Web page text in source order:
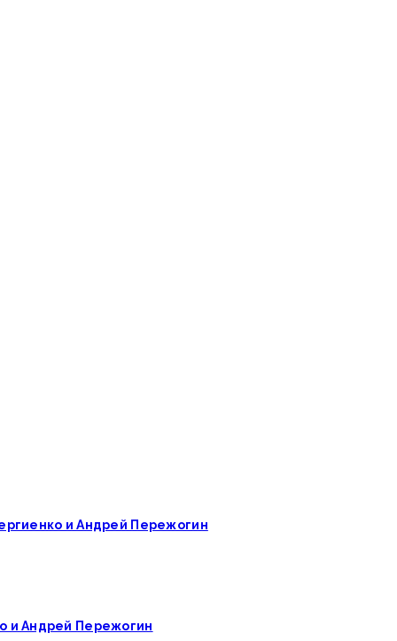
и Андрей Пережогин
и Андрей Пережогин